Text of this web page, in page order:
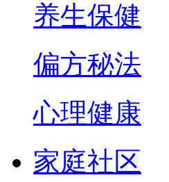
养生保健
偏方秘法
心理健康
家庭社区